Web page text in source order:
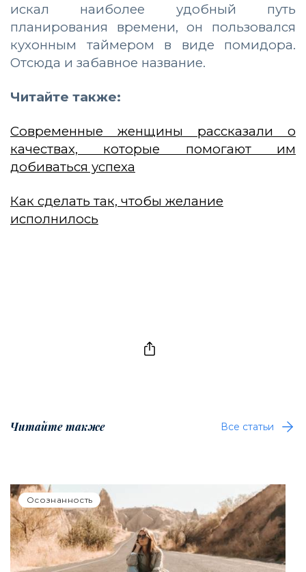
искал наиболее удобный путь
планирования времени, он пользовался
кухонным таймером в виде помидора.
Отсюда и забавное название.
Читайте также:
Современные женщины рассказали о
качествах, которые помогают им
добиваться успеха
Как сделать так, чтобы желание
исполнилось
Читайте также Все статьи
Осознанность